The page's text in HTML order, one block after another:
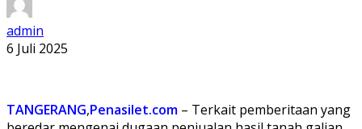
admin
6 Juli 2025
TANGERANG,Penasilet.com – Terkait pemberitaan yang